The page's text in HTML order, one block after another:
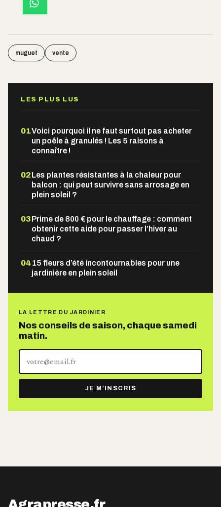
muguet vente
LES PLUS LUS
01Voici pourquoi il ne faut surtout pas acheter
un poêle à granulés ! Les 5 raisons à
connaître !
02Les plantes résistantes à la chaleur pour
balcon : qui peut survivre sans arrosage en
plein soleil ?
03Prime de 800 € pour le chauffage : comment
obtenir cette aide pour passer l’hiver au
chaud ?
04 15 fleurs d’été incontournables pour une
jardinière en plein soleil
LA LETTRE DU JARDINIER
Nos conseils de saison, chaque samedi
matin.
Votre
adresse
e-
mail
JE M’INSCRIS